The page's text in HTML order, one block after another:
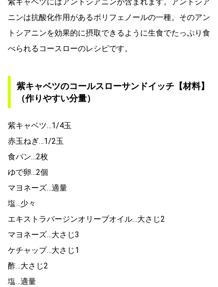
ニンは抗酸化作用があるポリフェノールの一種。そのアン
トシアニンを効果的に摂取できるように生食でたっぷり食
べられるコースローのレシピです。
紫キャベツのコールスローサンドイッチ【材料】
（作りやすい分量）
紫キャベツ…1/4玉
赤玉ねぎ…1/2玉
食パン…2枚
ゆで卵…2個
マヨネーズ…適量
塩…少々
エキストラバージンオリーブオイル…大さじ2
マヨネーズ…大さじ3
ケチャップ…大さじ1
酢…大さじ2
塩…適量